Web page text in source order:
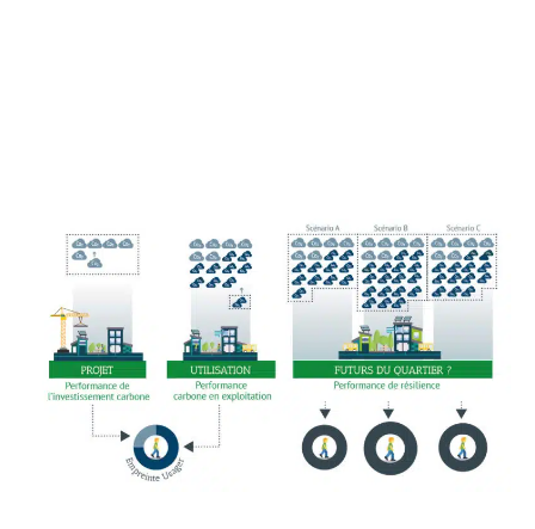
Nous rejoindre